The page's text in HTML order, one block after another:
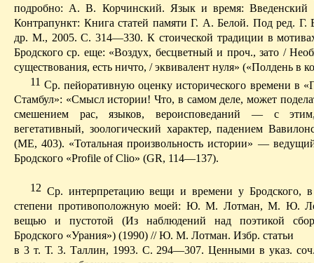
подробно: А. В. Корчинский. Язык и время: Введенский
Контрапункт: Книга статей памяти Г. А. Белой. Под ред.
др. М., 2005. С. 314—330. К стоиче­ской традиции в
Бродского ср. еще: «Воздух, бесцветный и проч., зато /
существования, есть ничто, / эквивалент нуля» («Полдень в
11 Ср. пейоративную оценку исторического времени в
Стамбул»: «Смысл истории! Что, в самом деле, может
смешением рас, языков, вероисповеданий — с
вегетативный, зоологический характер, падением
(ME, 403). «Тотальная произвольность истории» —
Бродского «Profile of Clio» (GR, 114—137).
12Ср. интерпретацию вещи и времени у Бродского, в
степени противоположную моей: Ю. М. Лотман, М. Ю.
вещью и пустотой (Из наблюдений над поэтикой
Бродского «Урания») (1990) // Ю. М. Лотман. Избр. статьи
в 3 т. Т. 3. Таллин, 1993. С. 294—307. Ценными в указ. с